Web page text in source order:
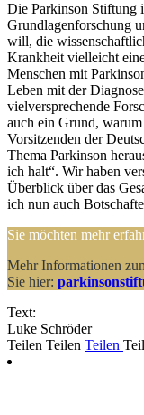
Die Parkinson Stiftung
Grundlagenforschung
will, die
Krankheit vielleicht
Menschen mit
Leben mit der
vielversprechende
auch ein Grund,
Vorsitzenden der
Thema Parkinson
ich halt“. Wir haben
Überblick über das
ich nun auch
Sie möchten mehr
Mehr Informationen
Sie hier:
Text:
Luke Schröder
Teilen Teilen Teilen